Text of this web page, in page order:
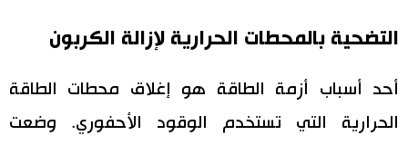
التضحية بالمحطات الحرارية لإزالة الكربون
أحد أسباب أزمة الطاقة هو إغلاق محطات الطاقة
الحرارية التي تستخدم الوقود الأحفوري. وضعت